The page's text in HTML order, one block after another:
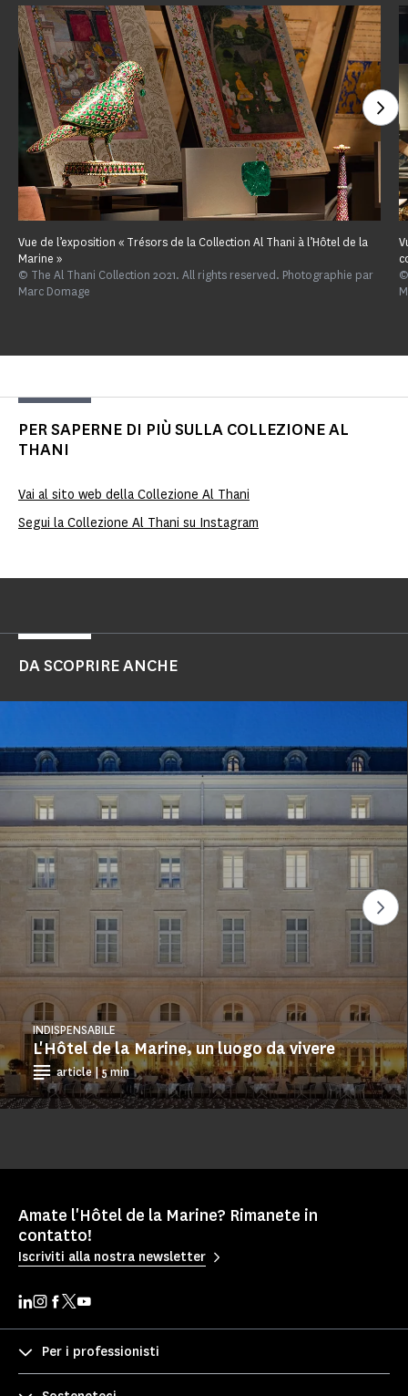
Vue de l’exposition « Trésors de la Collection Al Thani à l’Hôtel de la
Marine »
© The Al Thani Collection 2021. All rights reserved. Photographie par
Marc Domage
PER SAPERNE DI PIÙ SULLA COLLEZIONE AL
THANI
Vai al sito web della Collezione Al Thani
Segui la Collezione Al Thani su Instagram
DA SCOPRIRE ANCHE
L'Hôtel de la Marine, un luogo da vivere
INDISPENSABILE
article | 5 min
Amate l'Hôtel de la Marine? Rimanete in
contatto!
Iscriviti alla nostra newsletter
Per i professionisti